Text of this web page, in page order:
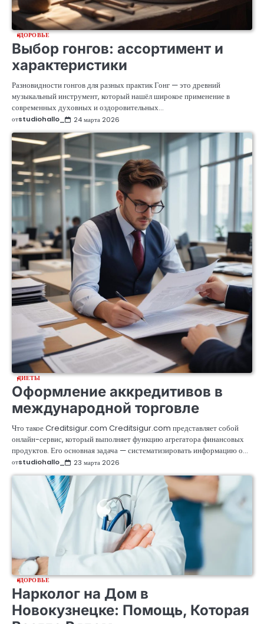
ЗДОРОВЬЕ
Выбор гонгов: ассортимент и
характеристики
Разновидности гонгов для разных практик Гонг — это древний
музыкальный инструмент, который нашёл широкое применение в
современных духовных и оздоровительных…
отstudiohallo_ 24 марта 2026
ДИЕТЫ
Оформление аккредитивов в
международной торговле
Что такое Creditsigur.com Creditsigur.com представляет собой
онлайн-сервис, который выполняет функцию агрегатора финансовых
продуктов. Его основная задача — систематизировать информацию о…
отstudiohallo_ 23 марта 2026
ЗДОРОВЬЕ
Нарколог на Дом в
Новокузнецке: Помощь, Которая